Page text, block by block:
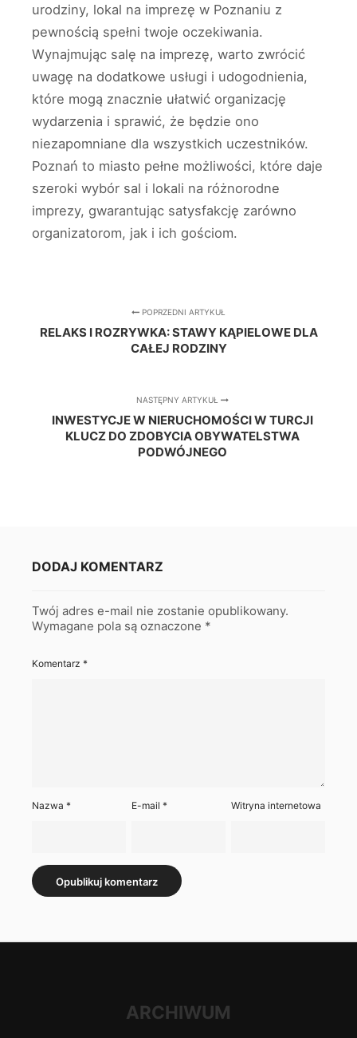
urodziny, lokal na imprezę w Poznaniu z
pewnością spełni twoje oczekiwania.
Wynajmując salę na imprezę, warto zwrócić
uwagę na dodatkowe usługi i udogodnienia,
które mogą znacznie ułatwić organizację
wydarzenia i sprawić, że będzie ono
niezapomniane dla wszystkich uczestników.
Poznań to miasto pełne możliwości, które daje
szeroki wybór sal i lokali na różnorodne
imprezy, gwarantując satysfakcję zarówno
organizatorom, jak i ich gościom.
POPRZEDNI ARTYKUŁ
RELAKS I ROZRYWKA: STAWY KĄPIELOWE DLA
CAŁEJ RODZINY
NASTĘPNY ARTYKUŁ
INWESTYCJE W NIERUCHOMOŚCI W TURCJI
KLUCZ DO ZDOBYCIA OBYWATELSTWA
PODWÓJNEGO
DODAJ KOMENTARZ
Twój adres e-mail nie zostanie opublikowany.
Wymagane pola są oznaczone *
Komentarz *
Nazwa * E-mail* Witryna internetowa
ARCHIWUM